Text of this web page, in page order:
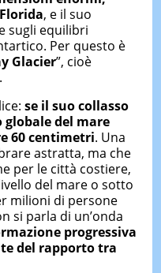
, e il suo
sugli equilibri
Per questo è
Glacier”, cioè
se il suo collasso
globale del mare
60 centimetri. Una
astratta, ma che
per le città costiere,
del mare o sotto
milioni di persone
si parla di un’onda
progressiva
del rapporto tra